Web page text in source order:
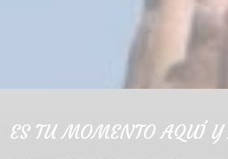
ES TU MOMENTO AQUÍ